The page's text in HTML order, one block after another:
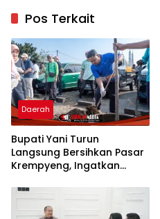
Pos Terkait
Daerah
Bupati Yani Turun
Langsung Bersihkan Pasar
Krempyeng, Ingatkan
Panjang